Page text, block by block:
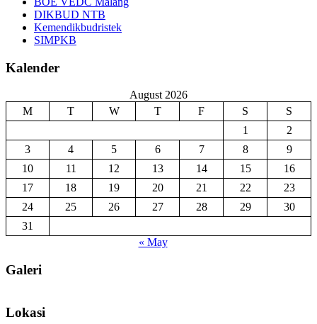
DIKBUD NTB
Kemendikbudristek
SIMPKB
Kalender
August 2026
M
T W T F S
S
1
2
3
4 5 6 7 8
9
10
11 12 13 14 15
16
17
18 19 20 21 22
23
24
25 26 27 28 29
30
31
« May
Galeri
Lokasi